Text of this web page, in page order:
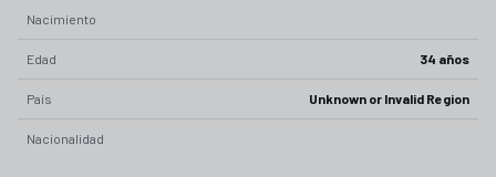
Nacimiento
Edad 34 años
País Unknown or Invalid Region
Nacionalidad